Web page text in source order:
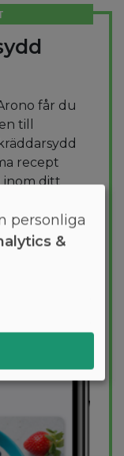
får du
till
recept
inom ditt
personliga
&